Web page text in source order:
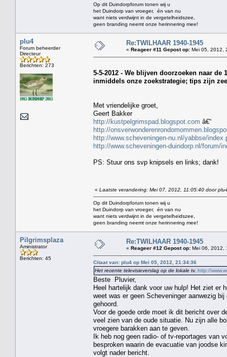
Op dit Duindorpforum tonen wij u
het Duindorp van vroeger, én van nu
want niets verdwijnt in de vergetelheidszee,
geen branding neemt onze herinnering mee!
plu4
Forum beheerder
Directeur
Berichten: 273
Re:TWILHAAR 1940-1945
« Reageer #11 Gepost op: Mei 05, 2012,
5-5-2012 - We blijven doorzoeken naar
inmiddels onze zoekstrategie; tips zijn
Met vriendelijke groet,
Geert Bakker
http://kustpelgrimspad.blogspot.com â€“
http://
http://www.scheveningen-nu.nl/yabbse/
http://www.scheveningen-duindorp.nl/forum/
PS: Stuur ons svp knipsels en links; dank!
« Laatste verandering: Mei 07, 2012, 11:05:40 door
Op dit Duindorpforum tonen wij u
het Duindorp van vroeger, én van nu
want niets verdwijnt in de vergetelheidszee,
geen branding neemt onze herinnering mee!
Pilgrimsplaza
Aministrator
Berichten: 45
Re:TWILHAAR 1940-1945
« Reageer #12 Gepost op: Mei 06, 2012,
Citaat van: plu4 op Mei 05, 2012, 21:34:36
Het recente televisieverslag op de lokale tv. http://
Beste Pluvier,
Heel hartelijk dank voor uw hulp! Het ziet er
weet was er geen Scheveninger aanwezig
gehoord.
Voor de goede orde moet ik dit bericht over
veel zien van de oude situatie. Nu zijn alle
vroegere barakken aan te geven.
Ik heb nog geen radio- of tv-reportages van
besproken waarin de evacuatie van joodse
volgt nader bericht.